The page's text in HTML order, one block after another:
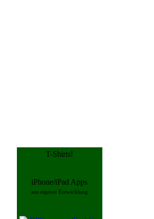
T-Shirts!
iPhone/iPad Apps
aus eigener Entwicklung